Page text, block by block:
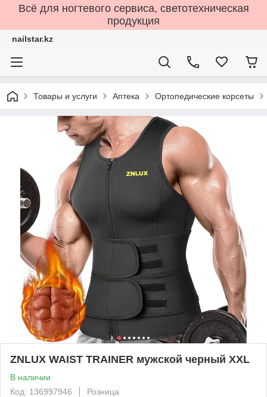
Всё для ногтевого сервиса, светотехническая
продукция
nailstar.kz
Товары и услуги Аптека Ортопедические корсеты
ZNLUX WAIST TRAINER мужской черный XXL
В наличии
Код: 136997946
Розница